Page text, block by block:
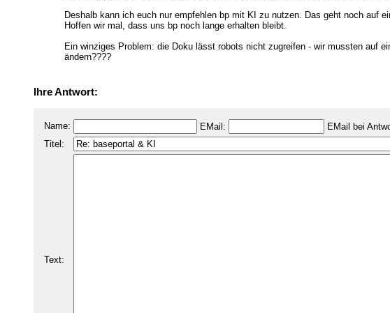
Deshalb kann ich euch nur empfehlen bp mit KI zu nutzen. Das geht noch auf
Hoffen wir mal, dass uns bp noch lange erhalten bleibt.
Ein winziges Problem: die Doku lässt robots nicht zugreifen - wir mussten auf
ändern????
Ihre Antwort:
Name: EMail: EMail bei
Titel:
Text: